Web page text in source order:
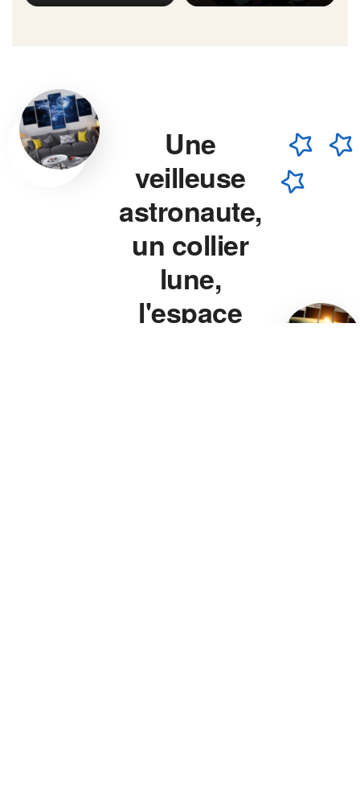
Une
veilleuse
astronaute,
un collier
lune,
l'espace